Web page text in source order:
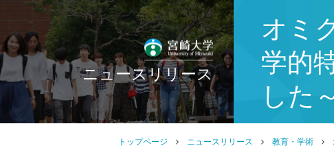
ニュースリリース
オミ
学的
した
トップページ ニュースリリース 教育・学術